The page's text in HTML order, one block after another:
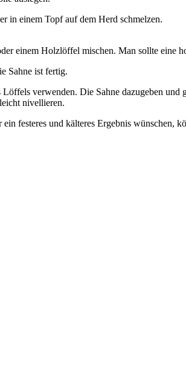
in einem Topf auf dem Herd schmelzen.
einem Holzlöffel mischen. Man sollte eine
Sahne ist fertig.
verwenden. Die Sahne dazugeben und
nivellieren.
festeres und kälteres Ergebnis wünschen,